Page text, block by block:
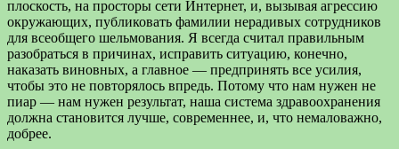
плоскость, на просторы сети Интернет, и, вызывая агрессию
окружающих, публиковать фамилии нерадивых сотрудников
для всеобщего шельмования. Я всегда считал правильным
разобраться в причинах, исправить ситуацию, конечно,
наказать виновных, а главное — предпринять все усилия,
чтобы это не повторялось впредь. Потому что нам нужен не
пиар — нам нужен результат, наша система здравоохранения
должна становится лучше, современнее, и, что немаловажно,
добрее.